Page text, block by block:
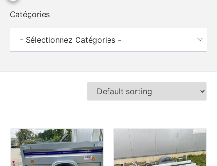
Catégories
- Sélectionnez Catégories -